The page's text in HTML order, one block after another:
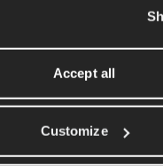
Accept all
Customize
più a lungo.